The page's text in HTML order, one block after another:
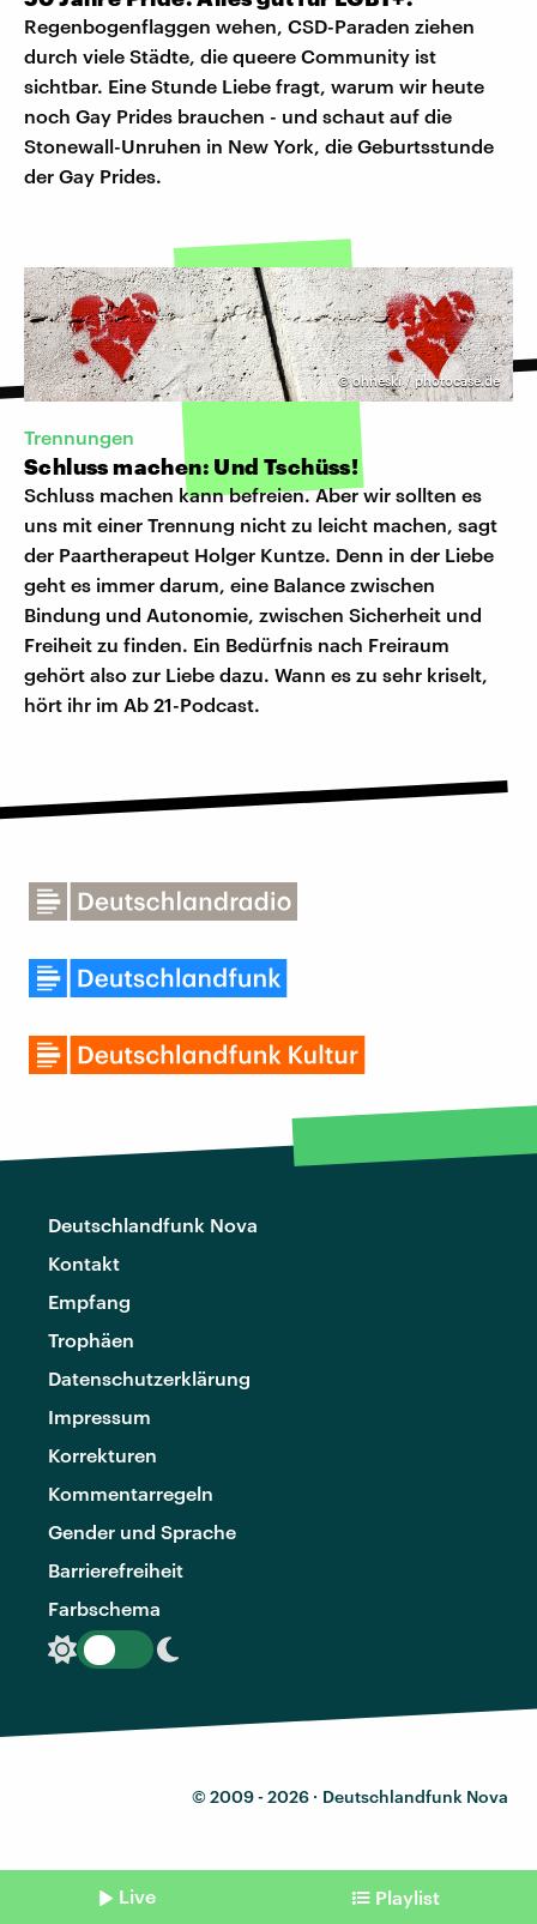
Regenbogenflaggen wehen, CSD-Paraden ziehen
durch viele Städte, die queere Community ist
sichtbar. Eine Stunde Liebe fragt, warum wir heute
noch Gay Prides brauchen - und schaut auf die
Stonewall-Unruhen in New York, die Geburtsstunde
der Gay Prides.
©ohneski / photocase.de
Trennungen
Schluss machen: Und Tschüss!
Schluss machen kann befreien. Aber wir sollten es
uns mit einer Trennung nicht zu leicht machen, sagt
der Paartherapeut Holger Kuntze. Denn in der Liebe
geht es immer darum, eine Balance zwischen
Bindung und Autonomie, zwischen Sicherheit und
Freiheit zu finden. Ein Bedürfnis nach Freiraum
gehört also zur Liebe dazu. Wann es zu sehr kriselt,
hört ihr im Ab 21-Podcast.
Deutschlandfunk Nova
Kontakt
Empfang
Trophäen
Datenschutzerklärung
Impressum
Korrekturen
Kommentarregeln
Gender und Sprache
Barrierefreiheit
Farbschema
© 2009 - 2026 · Deutschlandfunk Nova
Live Playlist